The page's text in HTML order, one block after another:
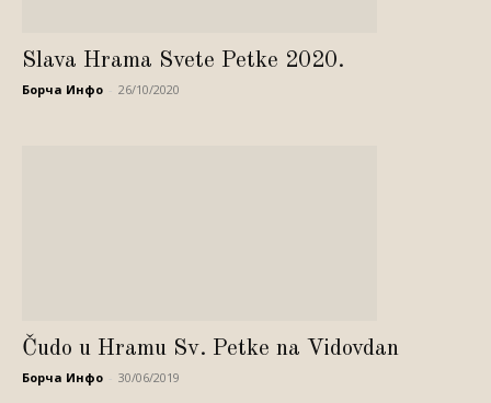
Slava Hrama Svete Petke 2020.
Борча Инфо 26/10/2020
Čudo u Hramu Sv. Petke na Vidovdan
Борча Инфо 30/06/2019